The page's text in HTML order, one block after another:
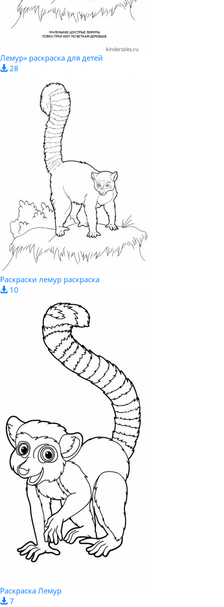
Лемур» раскраска для детей
28
Раскраски лемур раскраска
10
Раскраска Лемур
7